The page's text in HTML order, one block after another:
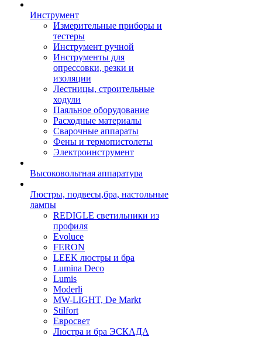
Инструмент
Измерительные приборы и
тестеры
Инструмент ручной
Инструменты для
опрессовки, резки и
изоляции
Лестницы, строительные
ходули
Паяльное оборудование
Расходные материалы
Сварочные аппараты
Фены и термопистолеты
Электроинструмент
Высоковольтная аппаратура
Люстры, подвесы,бра, настольные
лампы
REDIGLE светильники из
профиля
Evoluce
FERON
LEEK люстры и бра
Lumina Deco
Lumis
Moderli
MW-LIGHT, De Markt
Stilfort
Евросвет
Люстра и бра ЭСКАДА